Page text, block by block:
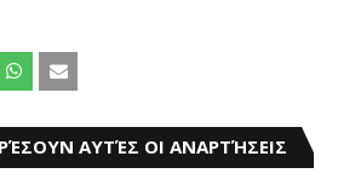
ΑΥΤΈΣ ΟΙ ΑΝΑΡΤΉΣΕΙΣ